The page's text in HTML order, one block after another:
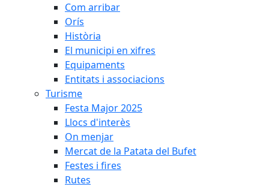
Com arribar
Orís
Història
El municipi en xifres
Equipaments
Entitats i associacions
Turisme
Festa Major 2025
Llocs d'interès
On menjar
Mercat de la Patata del Bufet
Festes i fires
Rutes